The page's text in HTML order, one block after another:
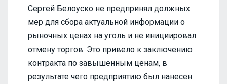
Сергей Белоуско не предпринял должных
мер для сбора актуальной информации о
рыночных ценах на уголь и не инициировал
отмену торгов. Это привело к заключению
контракта по завышенным ценам, в
результате чего предприятию был нанесен